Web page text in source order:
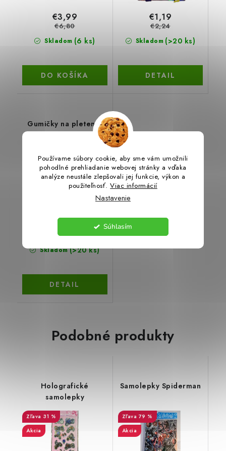
Používame súbory cookie, aby sme vám umožnili
pohodlné prehliadanie webovej stránky a vďaka
analýze neustále zlepšovali jej funkcie, výkon a
použiteľnosť.Viac informácií
Nastavenie
Súhlasím
Skladom (6 ks)
€3,99
€6,80
DO KOŠÍKA
Skladom (>20 ks)
€1,19
€2,24
DETAIL
Gumičky na pletenie
16 %
Skladom(>20 ks)
€0,95
DETAIL
Podobné produkty
Holografické
samolepky
31 %
Akcia
Samolepky Spiderman
79 %
Akcia